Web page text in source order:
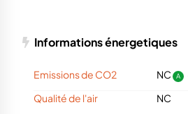
Informations énergetiques
Emissions de CO2 NC A
Qualité de l'air NC